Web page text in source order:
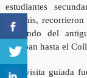
estudiantes
Canchis,
partiendo del
llegaban hasta el
Esta visita guiada